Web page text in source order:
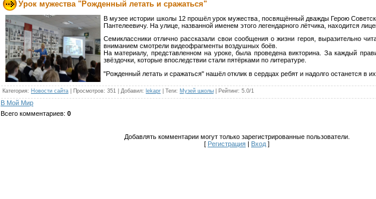
Урок мужества "Рожденный летать и сражаться"
В музее истории школы 12 прошёл урок мужества, посвящённый дважды Герою
Пантелеевичу. На улице, названной именем этого легендарного лётчика, находится
Семиклассники отлично рассказали свои сообщения о жизни героя, выразительно
вниманием смотрели видеофрагменты воздушных боёв.
На материалу, представленном на уроке, была проведена викторина. За каждый
звёздочки, которые впоследствии стали пятёрками по литературе.
"Рожденный летать и сражаться" нашёл отклик в сердцах ребят и надолго останется в
Категория: Новости сайта Просмотров: 351 | Добавил: lekapr Теги: Музей школы Рейтинг: 5.0/1
В Мой Мир
Всего комментариев: 0
Добавлять комментарии могут только зарегистрированные пользователи.
[ Регистрация | Вход ]